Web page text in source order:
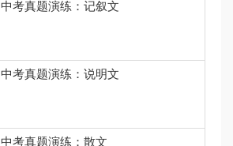
中考真题演练：记叙文
中考真题演练：说明文
中考真题演练：散文